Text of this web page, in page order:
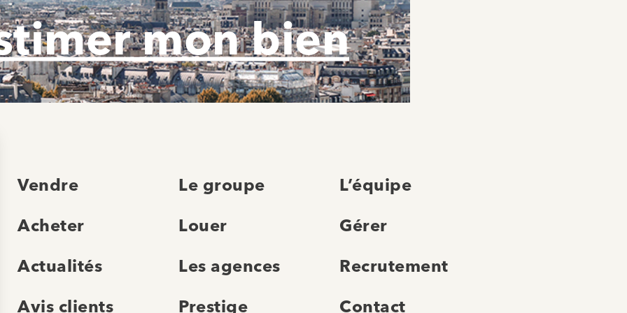
mon bien
Vendre Le groupe L’équipe
Acheter Louer Gérer
Actualités Les agences Recrutement
Avis clients Prestige Contact